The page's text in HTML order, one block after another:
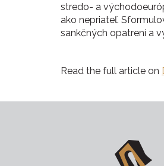
stredo- a
ako nepriateľ.
sankčných opatrení a
Read the full article on